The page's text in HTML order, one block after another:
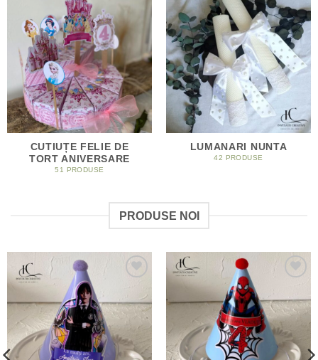
CUTIUȚE FELIE DE
TORT ANIVERSARE
51 PRODUSE
LUMANARI NUNTA
42 PRODUSE
PRODUSE NOI
wishlist
wishlist